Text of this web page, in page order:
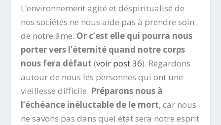
L’environnement agité et déspiritualisé de
nos sociétés ne nous aide pas à prendre soin
de notre âme. Or c’est elle qui pourra nous
porter vers l’éternité quand notre corps
nous fera défaut (voir post 36). Regardons
autour de nous les personnes qui ont une
vieillesse difficile. Préparons nous à
l’échéance inéluctable de le mort, car nous
ne savons pas dans quel état sera notre esprit